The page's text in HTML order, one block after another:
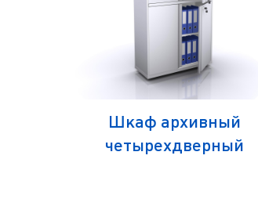
Шкаф архивный
четырехдверный